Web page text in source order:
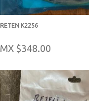
RETEN K2256
MX $348.00